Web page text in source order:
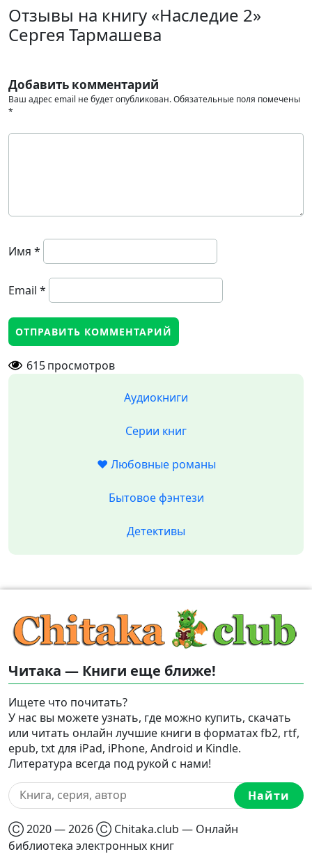
Отзывы на книгу «Наследие 2»
Сергея Тармашева
Добавить комментарий
Ваш адрес email не будет опубликован.Обязательные поля помечены
*
Имя *
Email *
615просмотров
Аудиокниги
Серии книг
❤️ Любовные романы
Бытовое фэнтези
Детективы
Читака — Книги еще ближе!
Ищете что почитать?
У нас вы можете узнать, где можно купить, скачать
или читать онлайн лучшие книги в форматах fb2, rtf,
epub, txt для iPad, iPhone, Android и Kindle.
Литература всегда под рукой с нами!
Найти
Ⓒ 2020 — 2026 Ⓒ Chitaka.club — Онлайн
библиотека электронных книг